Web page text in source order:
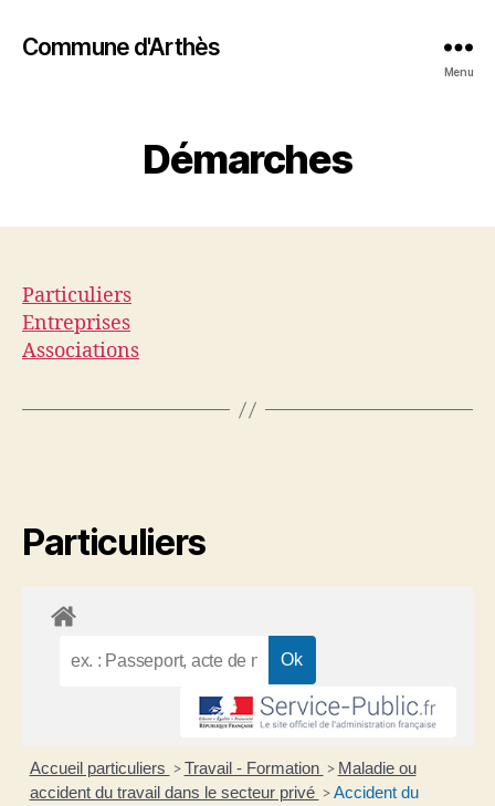
Commune d'Arthès
Menu
Démarches
Particuliers
Entreprises
Associations
Particuliers
Accueil particuliers > Travail - Formation > Maladie ou
accident du travail dans le secteur privé > Accident du